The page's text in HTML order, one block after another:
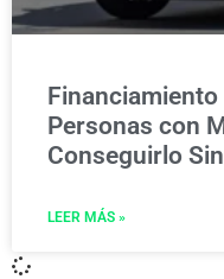
Personas con
Conseguirlo
LEER MÁS »